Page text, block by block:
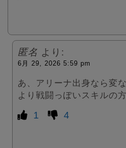
匿名 より:
6月 29, 2026 5:59 pm
あ、アリーナ出身なら変
より戦闘っぽいスキルの
1 4